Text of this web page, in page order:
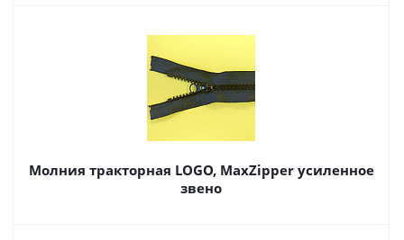
Молния тракторная LOGO, MaxZipper усиленное
звено